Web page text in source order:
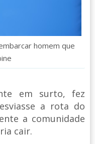
homem que
em surto, fez
a rota do
a comunidade
cair.